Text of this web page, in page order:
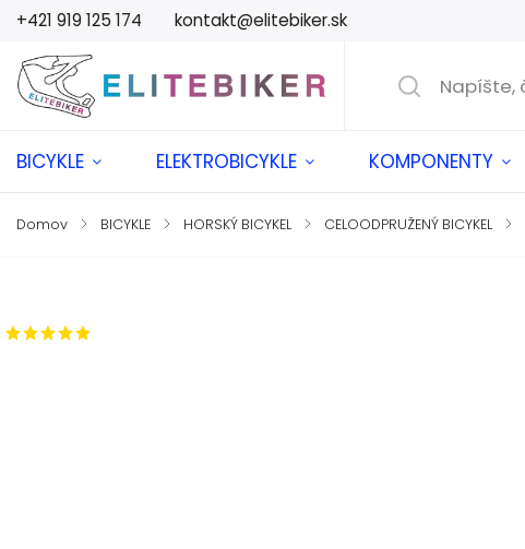
+421 919 125 174 kontakt@elitebiker.sk
BICYKLE ELEKTROBICYKLE KOMPONENTY
Domov / BICYKLE / HORSKÝ BICYKEL / CELOODPRUŽENÝ BICYKEL /